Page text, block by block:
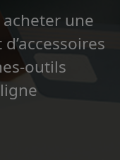
une
outils